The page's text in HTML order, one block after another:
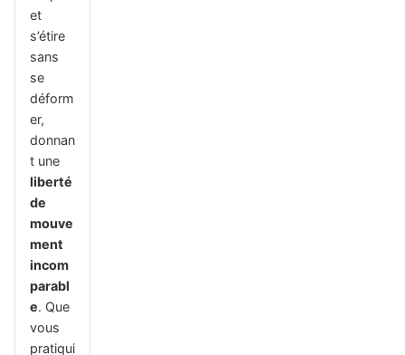
et
s’étire
sans
se
déform
er,
donnan
t une
liberté
de
mouve
ment
incom
parabl
e. Que
vous
pratiqui